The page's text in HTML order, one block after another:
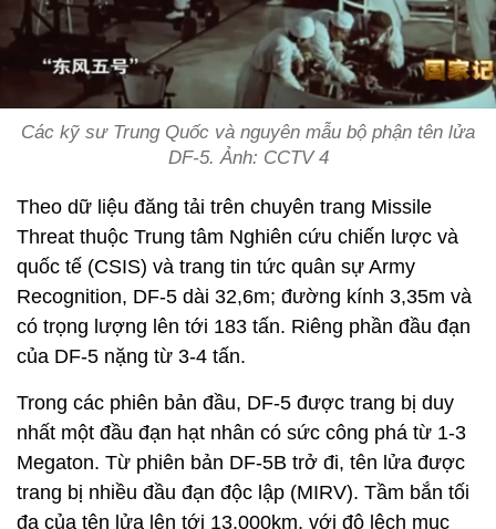
Các kỹ sư Trung Quốc và nguyên mẫu bộ phận tên lửa
DF-5. Ảnh: CCTV 4
Theo dữ liệu đăng tải trên chuyên trang Missile
Threat thuộc Trung tâm Nghiên cứu chiến lược và
quốc tế (CSIS) và trang tin tức quân sự Army
Recognition, DF-5 dài 32,6m; đường kính 3,35m và
có trọng lượng lên tới 183 tấn. Riêng phần đầu đạn
của DF-5 nặng từ 3-4 tấn.
Trong các phiên bản đầu, DF-5 được trang bị duy
nhất một đầu đạn hạt nhân có sức công phá từ 1-3
Megaton. Từ phiên bản DF-5B trở đi, tên lửa được
trang bị nhiều đầu đạn độc lập (MIRV). Tầm bắn tối
đa của tên lửa lên tới 13.000km, với độ lệch mục